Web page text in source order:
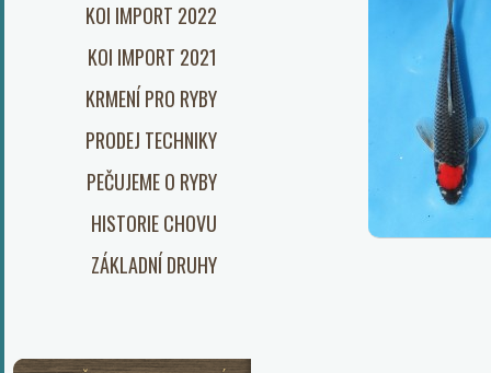
KOI IMPORT 2022
KOI IMPORT 2021
KRMENÍ PRO RYBY
PRODEJ TECHNIKY
PEČUJEME O RYBY
HISTORIE CHOVU
ZÁKLADNÍ DRUHY